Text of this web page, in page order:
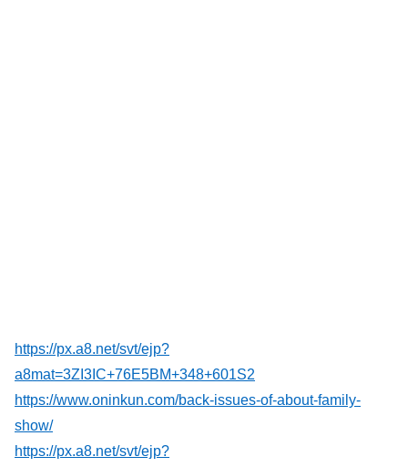
https://px.a8.net/svt/ejp?
a8mat=3ZI3IC+76E5BM+348+601S2
https://www.oninkun.com/back-issues-of-about-family-
show/
https://px.a8.net/svt/ejp?